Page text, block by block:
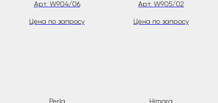
Арт. W904/06
Цена по запросу
Арт. W905/02
Цена по запросу
Perla
Himara